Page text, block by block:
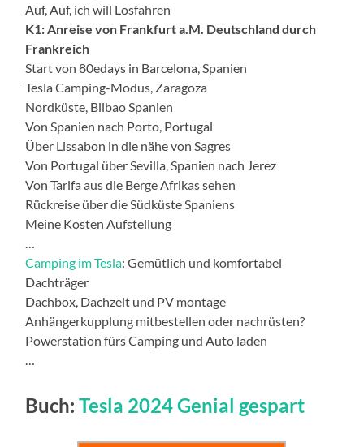
Auf, Auf, ich will Losfahren
K1: Anreise von Frankfurt a.M. Deutschland durch
Frankreich
Start von 80edays in Barcelona, Spanien
Tesla Camping-Modus, Zaragoza
Nordküste, Bilbao Spanien
Von Spanien nach Porto, Portugal
Über Lissabon in die nähe von Sagres
Von Portugal über Sevilla, Spanien nach Jerez
Von Tarifa aus die Berge Afrikas sehen
Rückreise über die Südküste Spaniens
Meine Kosten Aufstellung
Camping im Tesla: Gemütlich und komfortabel
Dachträger
Dachbox, Dachzelt und PV montage
Anhängerkupplung mitbestellen oder nachrüsten?
Powerstation fürs Camping und Auto laden
Buch:Tesla 2024 Genial gespart